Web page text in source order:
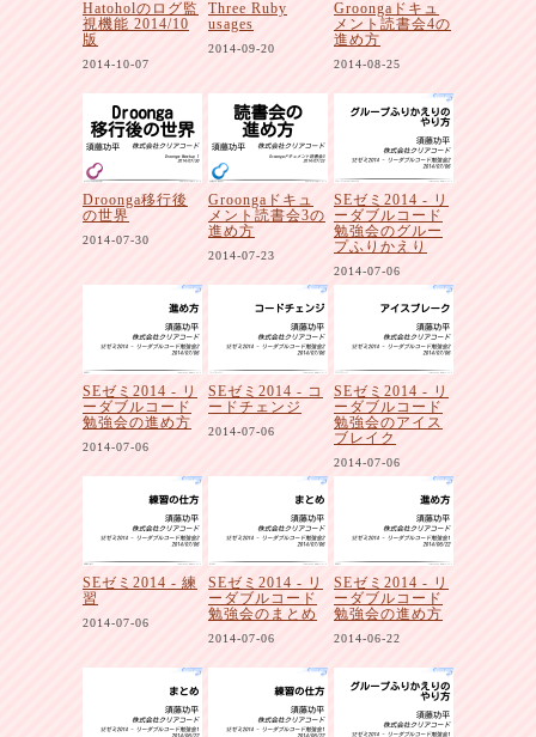
Hatoholのログ監
視機能 2014/10
版
2014-10-07
Three Ruby
usages
2014-09-20
Groongaドキュ
メント読書会4の
進め方
2014-08-25
Droonga移行後
の世界
2014-07-30
Groongaドキュ
メント読書会3の
進め方
2014-07-23
SEゼミ2014 - リ
ーダブルコード
勉強会のグルー
プふりかえり
2014-07-06
SEゼミ2014 - リ
ーダブルコード
勉強会の進め方
2014-07-06
SEゼミ2014 - コ
ードチェンジ
2014-07-06
SEゼミ2014 - リ
ーダブルコード
勉強会のアイス
ブレイク
2014-07-06
SEゼミ2014 - 練
習
2014-07-06
SEゼミ2014 - リ
ーダブルコード
勉強会のまとめ
2014-07-06
SEゼミ2014 - リ
ーダブルコード
勉強会の進め方
2014-06-22